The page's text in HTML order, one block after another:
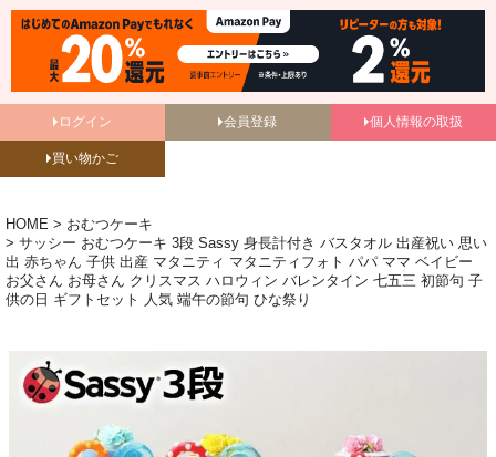
ログイン 会員登録 個人情報の取扱
買い物かご
HOME
おむつケーキ
サッシー おむつケーキ 3段 Sassy 身長計付き バスタオル 出産祝い 思い
出 赤ちゃん 子供 出産 マタニティ マタニティフォト パパ ママ ベイビー
お父さん お母さん クリスマス ハロウィン バレンタイン 七五三 初節句 子
供の日 ギフトセット 人気 端午の節句 ひな祭り